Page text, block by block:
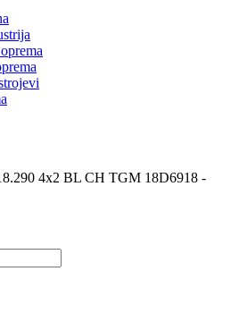
4x2 BL CH TGM 18D6918 -